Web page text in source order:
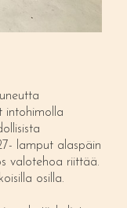
intohimolla
lamput alaspäin
valotehoa riittää.
osilla.